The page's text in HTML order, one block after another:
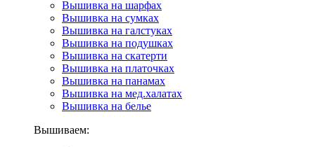
Вышивка на шарфах
Вышивка на сумках
Вышивка на галстуках
Вышивка на подушках
Вышивка на скатерти
Вышивка на платочках
Вышивка на панамах
Вышивка на мед.халатах
Вышивка на белье
Вышиваем: